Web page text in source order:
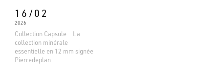
16/02
2026
Collection Capsule – La
collection minérale
essentielle en 12 mm signée
Pierredeplan